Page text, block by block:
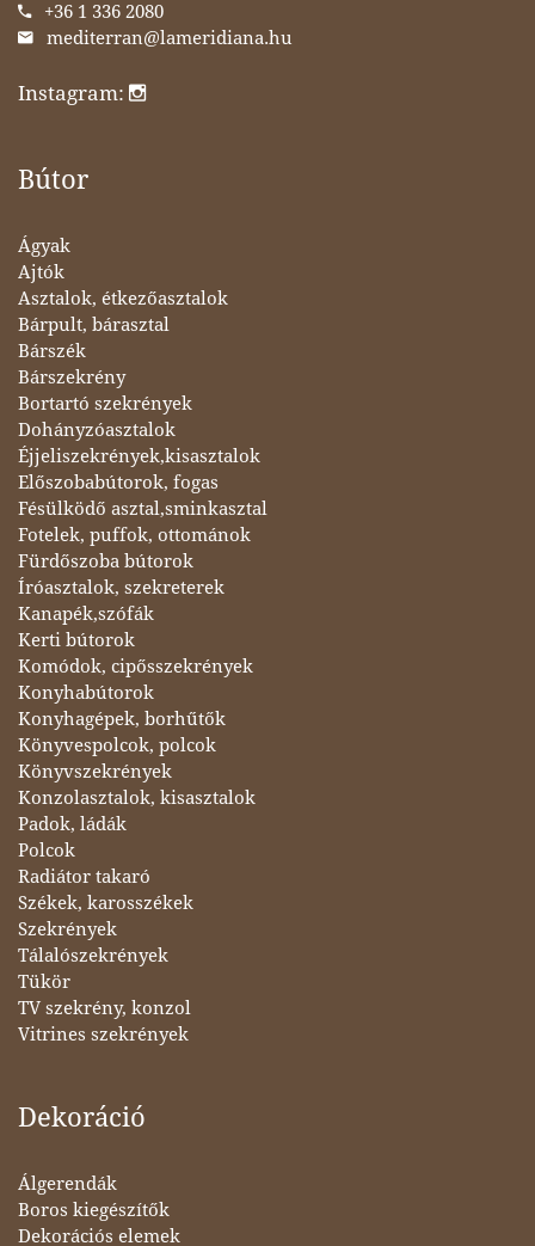
+36 1 336 2080
mediterran@lameridiana.hu
Instagram:
Bútor
Ágyak
Ajtók
Asztalok, étkezőasztalok
Bárpult, bárasztal
Bárszék
Bárszekrény
Bortartó szekrények
Dohányzóasztalok
Éjjeliszekrények,kisasztalok
Előszobabútorok, fogas
Fésülködő asztal,sminkasztal
Fotelek, puffok, ottománok
Fürdőszoba bútorok
Íróasztalok, szekreterek
Kanapék,szófák
Kerti bútorok
Komódok, cipősszekrények
Konyhabútorok
Konyhagépek, borhűtők
Könyvespolcok, polcok
Könyvszekrények
Konzolasztalok, kisasztalok
Padok, ládák
Polcok
Radiátor takaró
Székek, karosszékek
Szekrények
Tálalószekrények
Tükör
TV szekrény, konzol
Vitrines szekrények
Dekoráció
Álgerendák
Boros kiegészítők
Dekorációs elemek